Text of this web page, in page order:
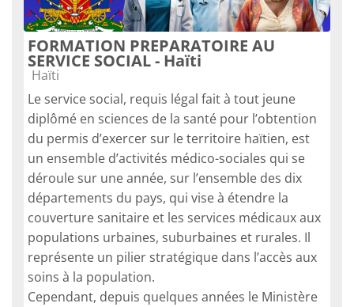
FORMATION PREPARATOIRE AU
SERVICE SOCIAL - Haïti
Course category
Haïti
Le service social, requis légal fait à tout jeune
diplômé en sciences de la santé pour l’obtention
du permis d’exercer sur le territoire haïtien, est
un ensemble d’activités médico-sociales qui se
déroule sur une année, sur l’ensemble des dix
départements du pays, qui vise à étendre la
couverture sanitaire et les services médicaux aux
populations urbaines, suburbaines et rurales. Il
représente un pilier stratégique dans l’accès aux
soins à la population.
Cependant, depuis quelques années le Ministère